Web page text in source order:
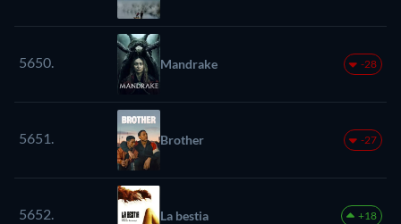
5650. Mandrake -28
5651. Brother -27
5652. La bestia +18